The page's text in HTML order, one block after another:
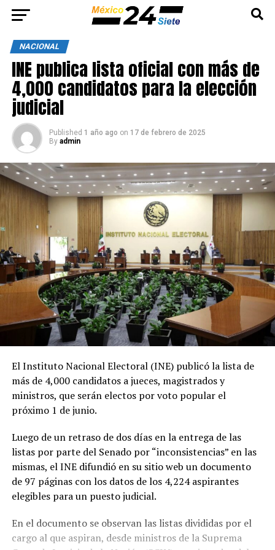
NACIONAL
INE publica lista oficial con más de
4,000 candidatos para la elección
judicial
Published 1 año ago on 17 de febrero de 2025
By admin
El Instituto Nacional Electoral (INE) publicó la lista de
más de 4,000 candidatos a jueces, magistrados y
ministros, que serán electos por voto popular el
próximo 1 de junio.
Luego de un retraso de dos días en la entrega de las
listas por parte del Senado por “inconsistencias” en las
mismas, el INE difundió en su sitio web un documento
de 97 páginas con los datos de los 4,224 aspirantes
elegibles para un puesto judicial.
En el documento se observan las listas divididas por el
cargo al que aspiran, desde ministros de la Suprema